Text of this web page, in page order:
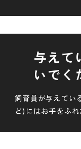
与えて
いでく
飼育員が与えてい
ど)にはお手をふれ